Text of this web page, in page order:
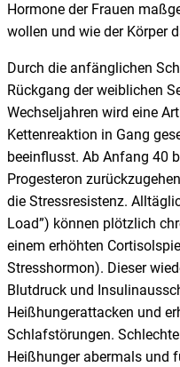
Hormone der Frauen
wollen und wie der Körper
Durch die anfänglichen
Rückgang der weiblichen
Wechseljahren wird eine
Kettenreaktion in Gang
beeinflusst. Ab Anfang 40
Progesteron
die Stressresistenz.
Load”) können plötzlich
einem erhöhten
Stresshormon). Dieser
Blutdruck und
Heißhungerattacken und
Schlafstörungen.
Heißhunger abermals und